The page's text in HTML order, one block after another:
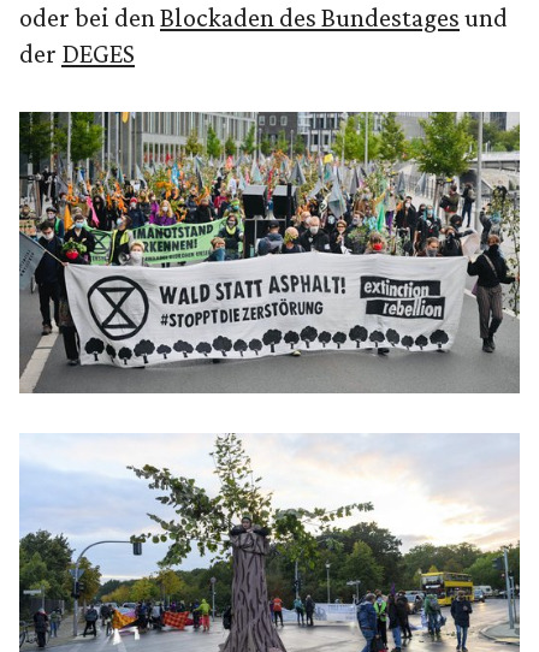
oder bei denBlockaden des Bundestages und
der DEGES